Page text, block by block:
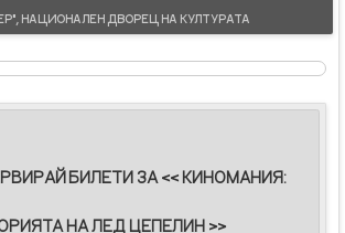
НАЦИОНАЛЕН ДВОРЕЦ НА КУЛТУРАТА
БИЛЕТИ ЗА << КИНОМАНИЯ:
НА ЛЕД ЦЕПЕЛИН >>